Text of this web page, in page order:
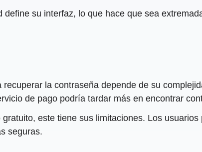
define su interfaz, lo que hace que sea
la contraseña depende de su
de pago podría tardar más en encontrar
este tiene sus limitaciones. Los
seguras.